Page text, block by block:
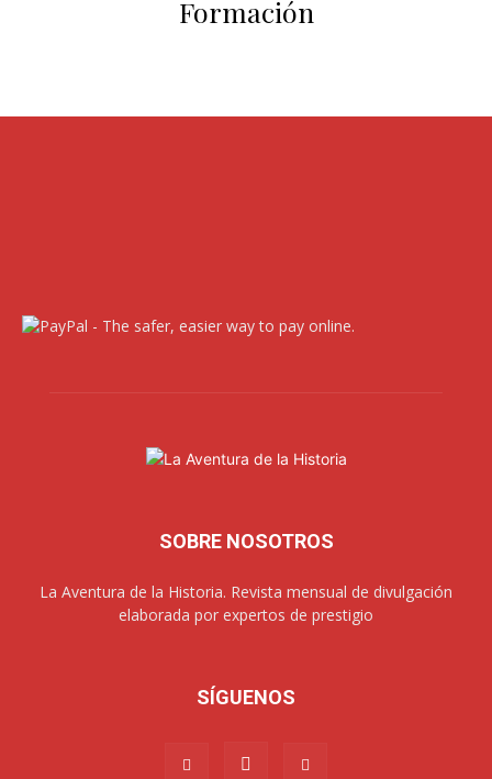
Formación
SOBRE NOSOTROS
La Aventura de la Historia. Revista mensual de divulgación
elaborada por expertos de prestigio
SÍGUENOS